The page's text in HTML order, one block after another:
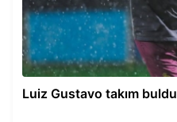
Luiz Gustavo takım buldu